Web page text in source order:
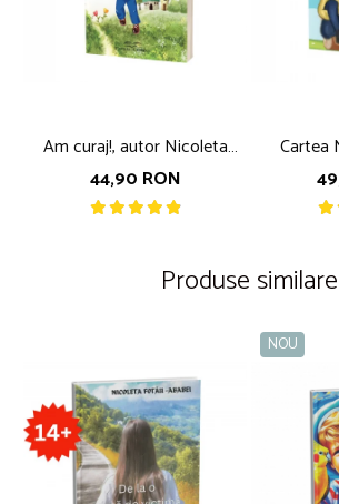
Am curaj!, autor Nicoleta
Fotau
44,90 RON
Cartea
Produse similare
NOU